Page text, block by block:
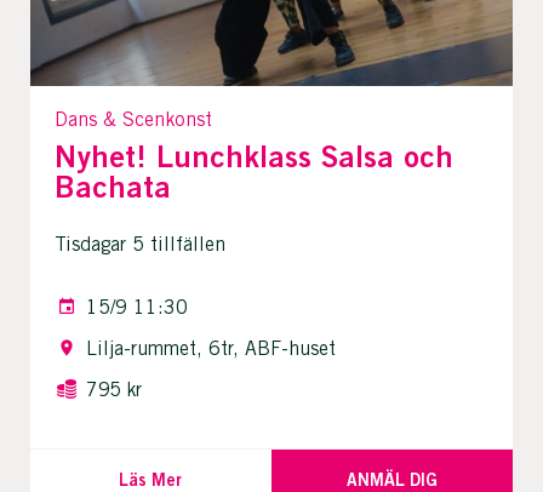
Dans & Scenkonst
Nyhet! Lunchklass Salsa och
Bachata
Tisdagar 5 tillfällen
15/9 11:30
Lilja-rummet, 6tr, ABF-huset
795 kr
Läs Mer ANMÄL DIG